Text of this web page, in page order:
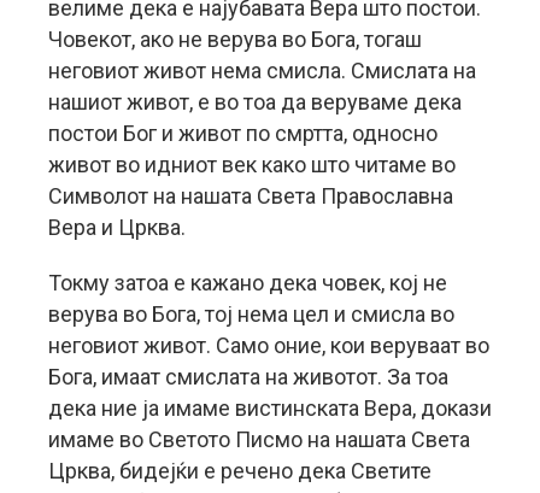
велиме дека е најубавата Вера што постои.
Човекот, ако не верува во Бога, тогаш
неговиот живот нема смисла. Смислата на
нашиот живот, е во тоа да веруваме дека
постои Бог и живот по смртта, односно
живот во идниот век како што читаме во
Символот на нашата Света Православна
Вера и Црква.
Токму затоа е кажано дека човек, кој не
верува во Бога, тој нема цел и смисла во
неговиот живот. Само оние, кои веруваат во
Бога, имаат смислата на животот. За тоа
дека ние ја имаме вистинската Вера, докази
имаме во Светото Писмо на нашата Света
Црква, бидејќи е речено дека Светите